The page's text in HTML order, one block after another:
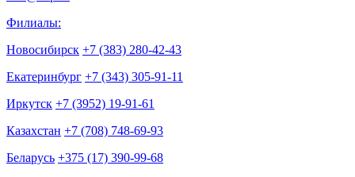
Филиалы:
Новосибирск +7 (383) 280-42-43
Екатеринбург +7 (343) 305-91-11
Иркутск +7 (3952) 19-91-61
Казахстан +7 (708) 748-69-93
Беларусь +375 (17) 390-99-68